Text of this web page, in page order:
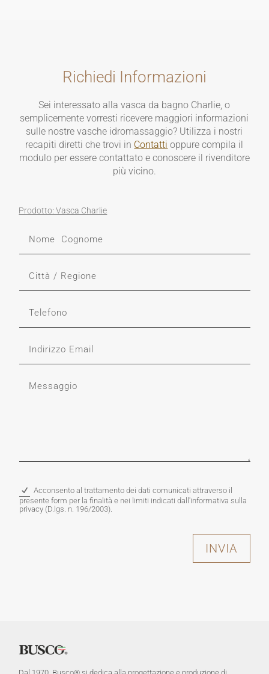
Richiedi Informazioni
Sei interessato alla vasca da bagno Charlie, o
semplicemente vorresti ricevere maggiori informazioni
sulle nostre vasche idromassaggio? Utilizza i nostri
recapiti diretti che trovi in Contatti oppure compila il
modulo per essere contattato e conoscere il rivenditore
più vicino.
Prodotto: Vasca Charlie
Acconsento al trattamento dei dati comunicati attraverso il
presente form per la finalità e nei limiti indicati dall'informativa sulla
privacy (D.lgs. n. 196/2003).
INVIA